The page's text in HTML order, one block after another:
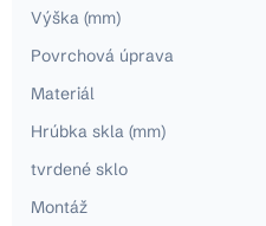
Výška (mm)
Povrchová úprava
Materiál
Hrúbka skla (mm)
tvrdené sklo
Montáž